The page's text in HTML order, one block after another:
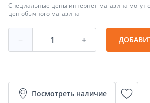
Специальные цены интернет-магазина могут
цен обычного магазина
− +
Посмотреть наличие